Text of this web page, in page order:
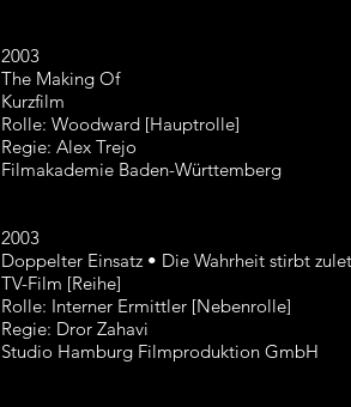
2003
The Making Of
Kurzfilm
Rolle: Woodward [Hauptrolle]
Regie: Alex Trejo
Filmakademie Baden-Württemberg
2003
Doppelter Einsatz • Die Wahrheit stirbt
TV-Film [Reihe]
Rolle: Interner Ermittler [Nebenrolle]
Regie: Dror Zahavi
Studio Hamburg Filmproduktion GmbH